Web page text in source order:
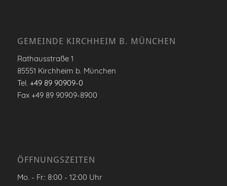
GEMEINDE KIRCHHEIM B. MÜNCHEN
Rathausstraße 1
85551 Kirchheim b. München
Tel. +49 89 90909-0
Fax +49 89 90909-8900
ÖFFNUNGSZEITEN
Mo. - Fr.: 8:00 - 12:00 Uhr